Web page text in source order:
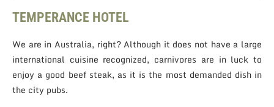
TEMPERANCE HOTEL
We are in Australia, right?Although it does not have a large
international cuisine recognized, carnivores are in luck to
enjoy a good beef steak, as it is the most demanded dish in
the city pubs.